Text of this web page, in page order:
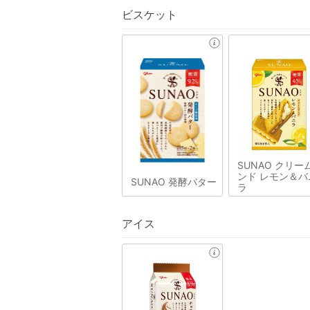
ビスケット
SUNAO 発酵バター
SUNAO クリー
ンド レモン＆バ
ラ
アイス